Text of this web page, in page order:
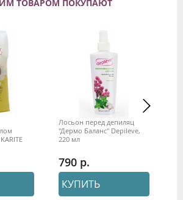
ТОВАРОМ ПОКУПАЮТ
Лосьон перед депиляцией
"Дермо Баланс" Depileve,
220 мл
790
КУПИТЬ